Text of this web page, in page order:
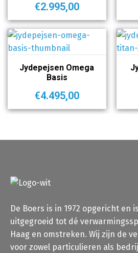
€2.995,00
Jydepejsen Omega
Basis
€4.495,00
De Boers is in 1972 opgericht en
uitgegroeid tot dé
Haag en omstreken. Wij zijn de
voor zowel particulieren als